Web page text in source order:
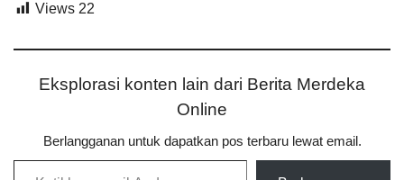
Views 22
Eksplorasi konten lain dari Berita Merdeka
Online
Berlangganan untuk dapatkan pos terbaru lewat email.
Ketikkan email Anda...